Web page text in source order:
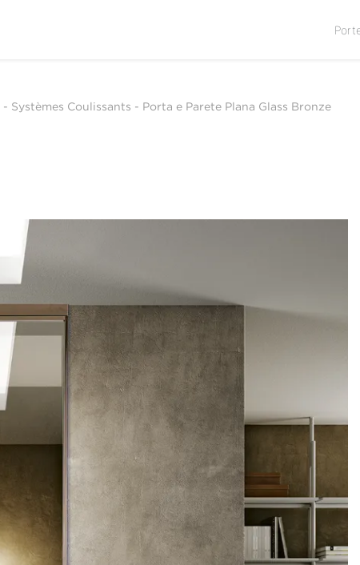
- Systèmes Coulissants - Porta e Parete Plana Glass Bronze